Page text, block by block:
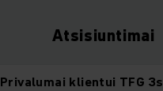
Atsisiuntimai
Privalumai klientui TFG 3s